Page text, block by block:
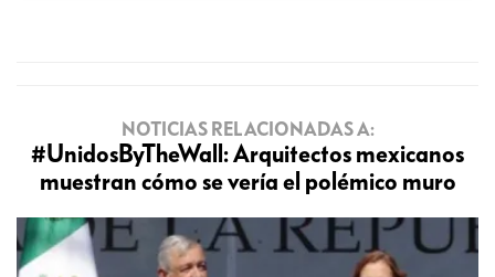
NOTICIAS RELACIONADAS A:
#UnidosByTheWall: Arquitectos mexicanos
muestran cómo se vería el polémico muro